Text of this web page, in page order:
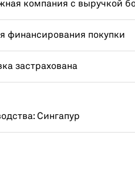
компания с выручкой
финансирования покупки
застрахована
Сингапур